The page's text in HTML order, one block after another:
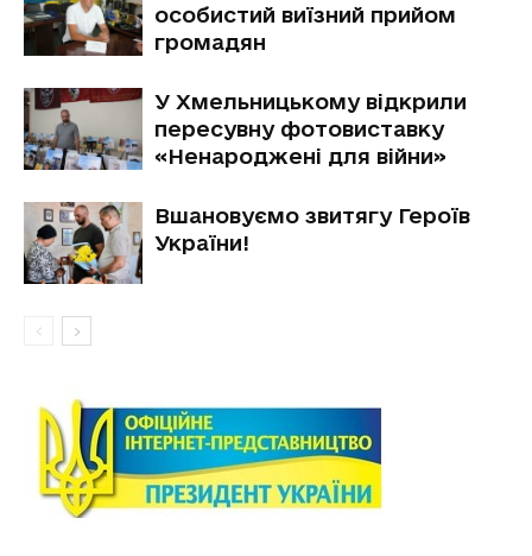
особистий виїзний прийом
громадян
У Хмельницькому відкрили
пересувну фотовиставку
«Ненароджені для війни»
Вшановуємо звитягу Героїв
України!